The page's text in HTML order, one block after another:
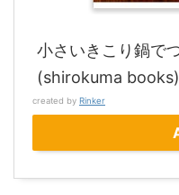
小さいきこり鍋で
(shirokuma books)
created by Rinker